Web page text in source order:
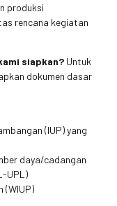
produksi
rencana kegiatan
siapkan? Untuk
dokumen dasar
(IUP) yang
daya/cadangan
UPL)
(WIUP)